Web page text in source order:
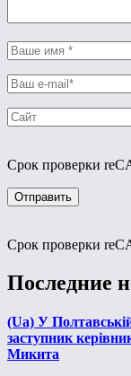
Срок проверки
Срок проверки
Последние
(Ua) У
заступник
Микита